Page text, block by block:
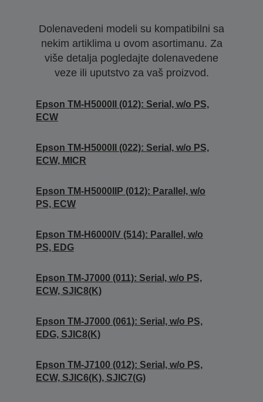
Dolenavedeni modeli su kompatibilni sa
nekim artiklima u ovom asortimanu. Za
više detalja pogledajte dolenavedene
veze ili uputstvo za vaš proizvod.
Epson TM-H5000II (012): Serial, w/o PS,
ECW
Epson TM-H5000II (022): Serial, w/o PS,
ECW, MICR
Epson TM-H5000IIP (012): Parallel, w/o
PS, ECW
Epson TM-H6000IV (514): Parallel, w/o
PS, EDG
Epson TM-J7000 (011): Serial, w/o PS,
ECW, SJIC8(K)
Epson TM-J7000 (061): Serial, w/o PS,
EDG, SJIC8(K)
Epson TM-J7100 (012): Serial, w/o PS,
ECW, SJIC6(K), SJIC7(G)